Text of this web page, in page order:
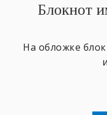
Блокнот
На обложке